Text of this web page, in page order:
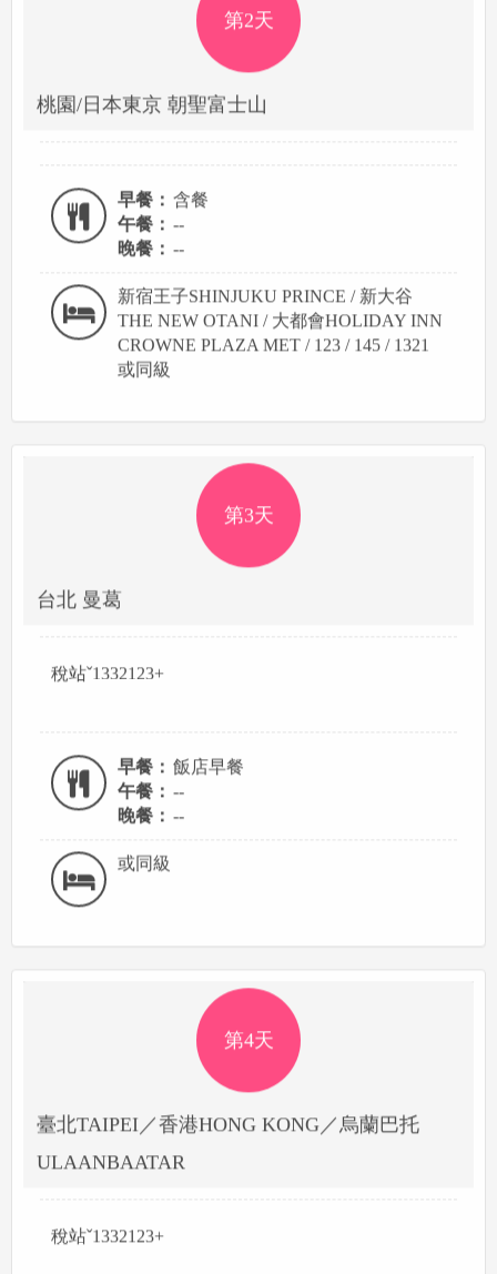
第2天
桃園/日本東京 朝聖富士山
早餐： 含餐
午餐： --
晚餐： --
新宿王子SHINJUKU PRINCE / 新大谷
THE NEW OTANI / 大都會HOLIDAY INN
CROWNE PLAZA MET / 123 / 145 / 1321
或同級
第3天
台北 曼葛
稅站ˇ1332123+
早餐： 飯店早餐
午餐： --
晚餐： --
或同級
第4天
臺北TAIPEI／香港HONG KONG／烏蘭巴托
ULAANBAATAR
稅站ˇ1332123+